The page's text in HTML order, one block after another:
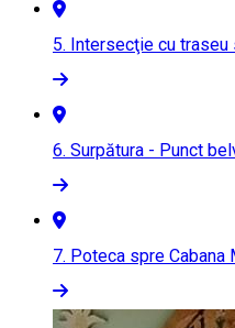
5. Intersecţie cu traseu
6. Surpătura - Punct
7. Poteca spre Cabana